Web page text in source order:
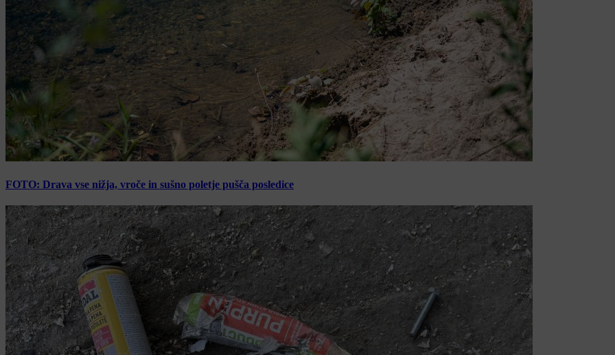
FOTO: Drava vse nižja, vroče in sušno poletje pušča posledice